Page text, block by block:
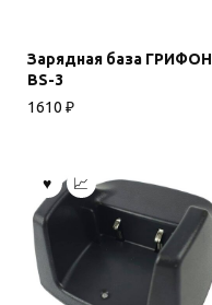
Зарядная база ГРИФОН
BS-3
1610 ₽